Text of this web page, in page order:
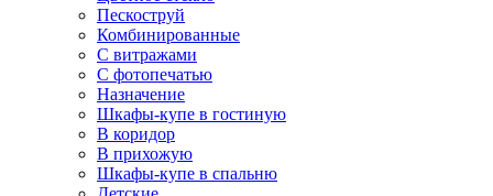
Пескоструй
Комбинированные
С витражами
С фотопечатью
Назначение
Шкафы-купе в гостиную
В коридор
В прихожую
Шкафы-купе в спальню